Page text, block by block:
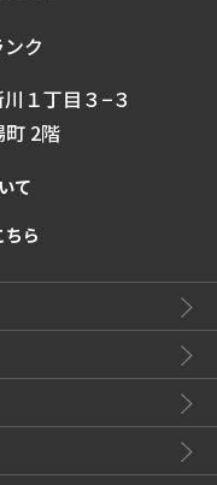
ク
１丁目３−３
町 2階
て
ら